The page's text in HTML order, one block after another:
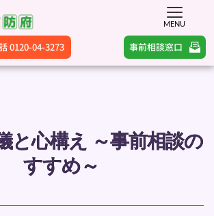
MENU
0120-04-3273 事前相談窓口
と心構え ～事前相談の
すすめ～